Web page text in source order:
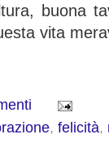
buona
vita
, felicità,